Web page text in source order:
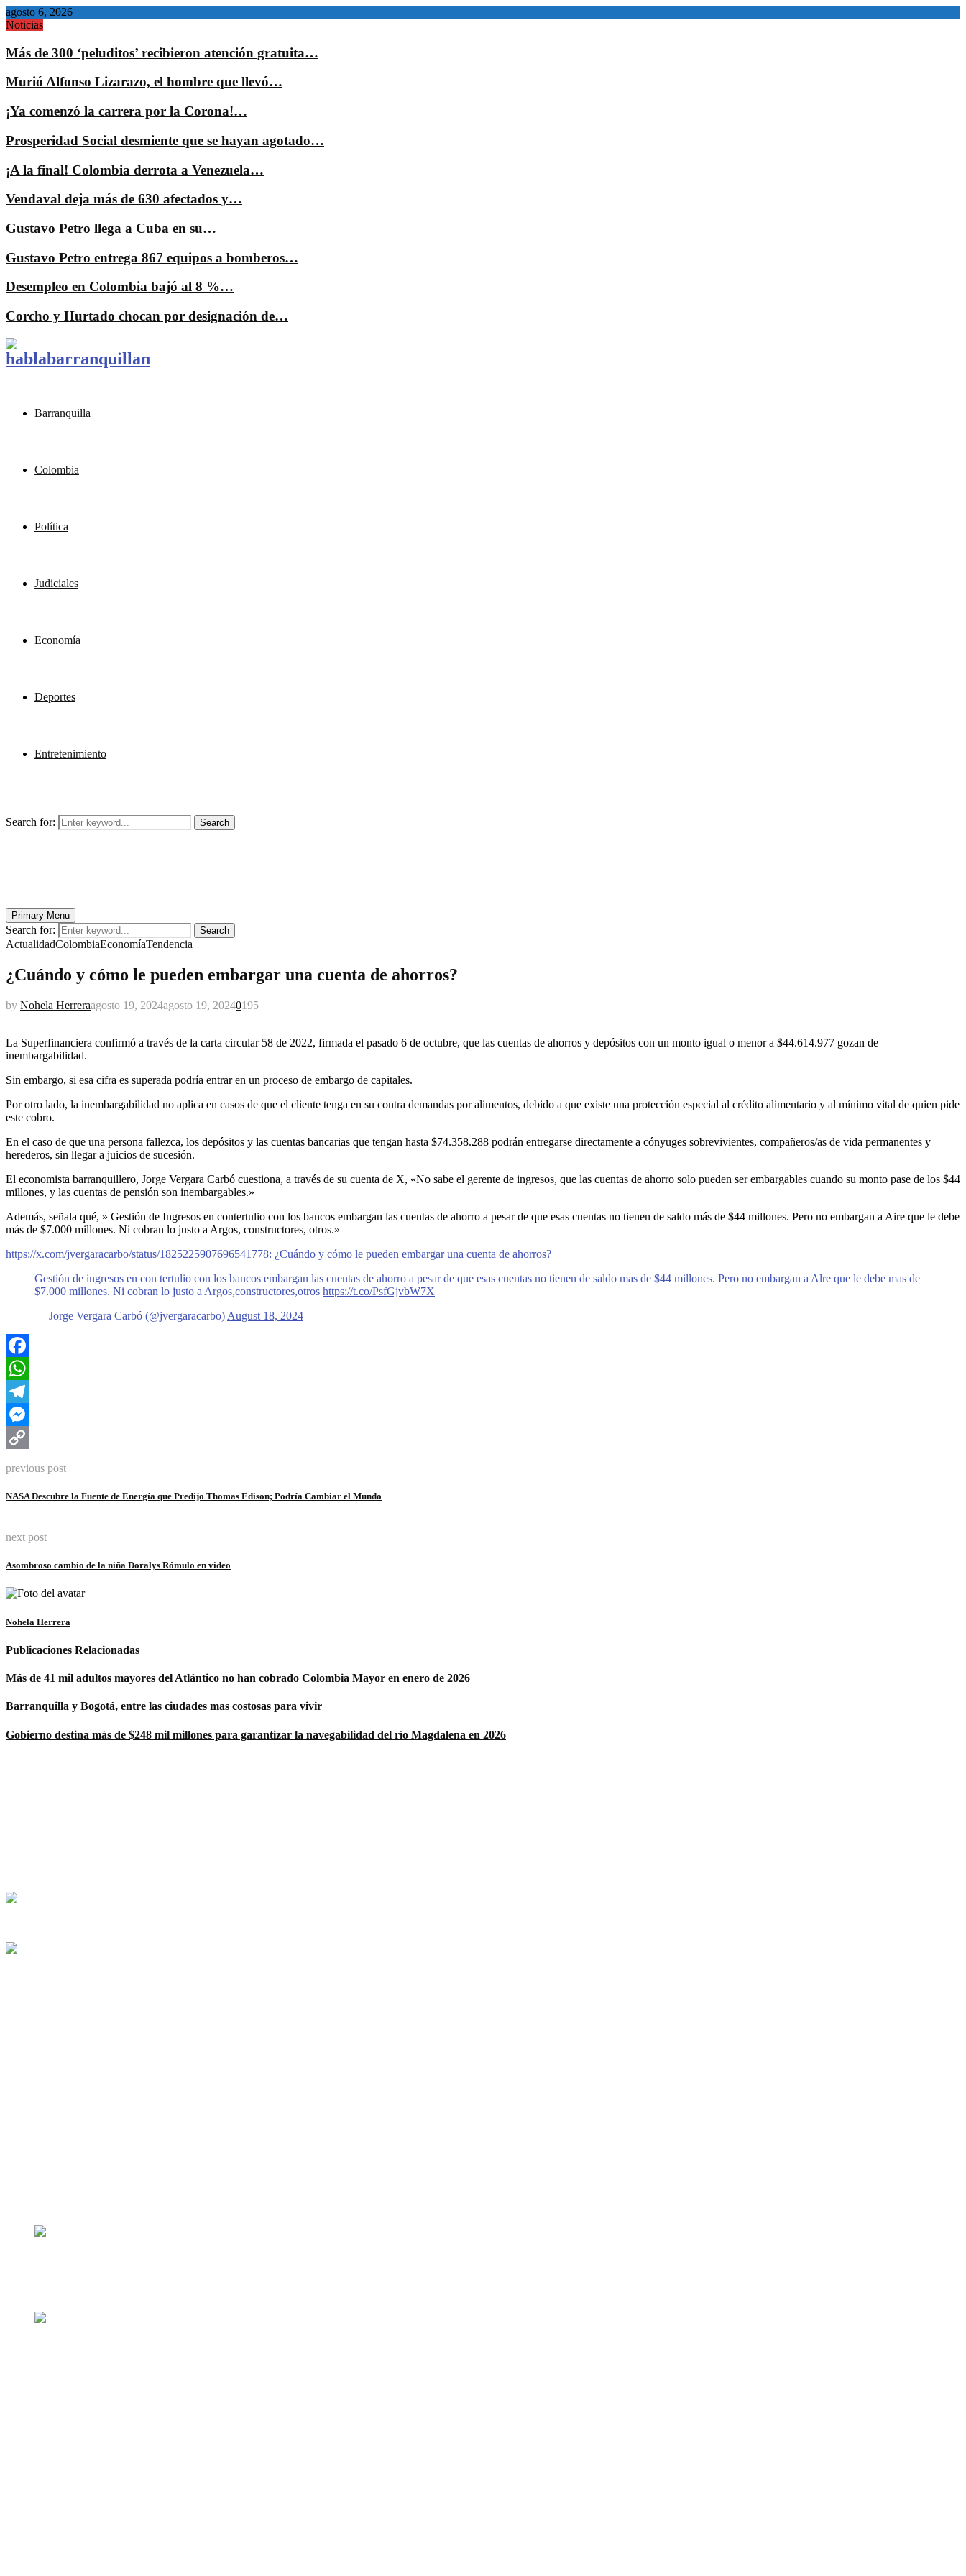
agosto 6, 2026
Noticias
Más de 300 ‘peluditos’ recibieron atención gratuita…
Murió Alfonso Lizarazo, el hombre que llevó…
¡Ya comenzó la carrera por la Corona!…
Prosperidad Social desmiente que se hayan agotado…
¡A la final! Colombia derrota a Venezuela…
Vendaval deja más de 630 afectados y…
Gustavo Petro llega a Cuba en su…
Gustavo Petro entrega 867 equipos a bomberos…
Desempleo en Colombia bajó al 8 %…
Corcho y Hurtado chocan por designación de…
Barranquilla
Colombia
Política
Judiciales
Economía
Deportes
Entretenimiento
Search for: Search
Primary Menu
Search for: Search
ActualidadColombiaEconomíaTendencia
¿Cuándo y cómo le pueden embargar una cuenta de ahorros?
by Nohela Herreraagosto 19, 2024agosto 19, 20240195
La Superfinanciera confirmó a través de la carta circular 58 de 2022, firmada el pasado 6 de octubre, que las cuentas de ahorros y depósitos con un monto igual o menor a $44.614.977 gozan de
inembargabilidad.
Sin embargo, si esa cifra es superada podría entrar en un proceso de embargo de capitales.
Por otro lado, la inembargabilidad no aplica en casos de que el cliente tenga en su contra demandas por alimentos, debido a que existe una protección especial al crédito alimentario y al mínimo vital de quien pide
este cobro.
En el caso de que una persona fallezca, los depósitos y las cuentas bancarias que tengan hasta $74.358.288 podrán entregarse directamente a cónyuges sobrevivientes, compañeros/as de vida permanentes y
herederos, sin llegar a juicios de sucesión.
El economista barranquillero, Jorge Vergara Carbó cuestiona, a través de su cuenta de X, «No sabe el gerente de ingresos, que las cuentas de ahorro solo pueden ser embargables cuando su monto pase de los $44
millones, y las cuentas de pensión son inembargables.»
Además, señala qué, » Gestión de Ingresos en contertulio con los bancos embargan las cuentas de ahorro a pesar de que esas cuentas no tienen de saldo más de $44 millones. Pero no embargan a Aire que le debe
más de $7.000 millones. Ni cobran lo justo a Argos, constructores, otros.»
https://x.com/jvergaracarbo/status/1825225907696541778: ¿Cuándo y cómo le pueden embargar una cuenta de ahorros?
Gestión de ingresos en con tertulio con los bancos embargan las cuentas de ahorro a pesar de que esas cuentas no tienen de saldo mas de $44 millones. Pero no embargan a Alre que le debe mas de
$7.000 millones. Ni cobran lo justo a Argos,constructores,otros https://t.co/PsfGjvbW7X
— Jorge Vergara Carbó (@jvergaracarbo) August 18, 2024
Facebook
WhatsApp
Telegram
Messenger
previous post
NASA Descubre la Fuente de Energía que Predijo Thomas Edison; Podría Cambiar el Mundo
next post
Asombroso cambio de la niña Doralys Rómulo en video
Nohela Herrera
Publicaciones Relacionadas
Más de 41 mil adultos mayores del Atlántico no han cobrado Colombia Mayor en enero de 2026
Barranquilla y Bogotá, entre las ciudades mas costosas para vivir
Gobierno destina más de $248 mil millones para garantizar la navegabilidad del río Magdalena en 2026